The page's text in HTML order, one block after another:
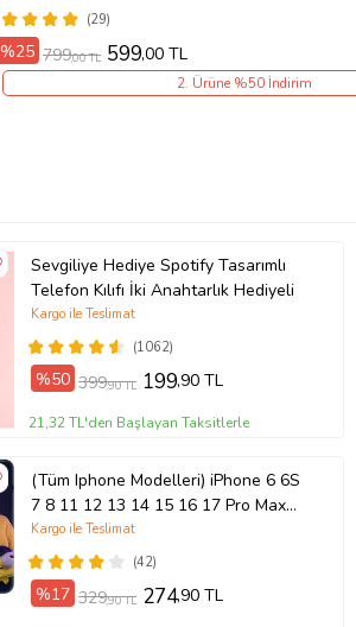
(29)
%25 799,00 TL 599,00 TL
2. Ürüne %50 İndirim
Sevgiliye Hediye Spotify Tasarımlı
Telefon Kılıfı İki Anahtarlık Hediyeli
(1062)
Kargo ile Teslimat
%50 399,90 TL 199,90 TL
21,32 TL'den Başlayan Taksitlerle
(Tüm Iphone Modelleri) iPhone 6 6S
7 8 11 12 13 14 15 16 17 Pro Max
Plus Mini Kişiye Özel Resimli
Fotoğraflı Kılıf(42)
Kargo ile Teslimat
%17 329,90 TL 274,90 TL